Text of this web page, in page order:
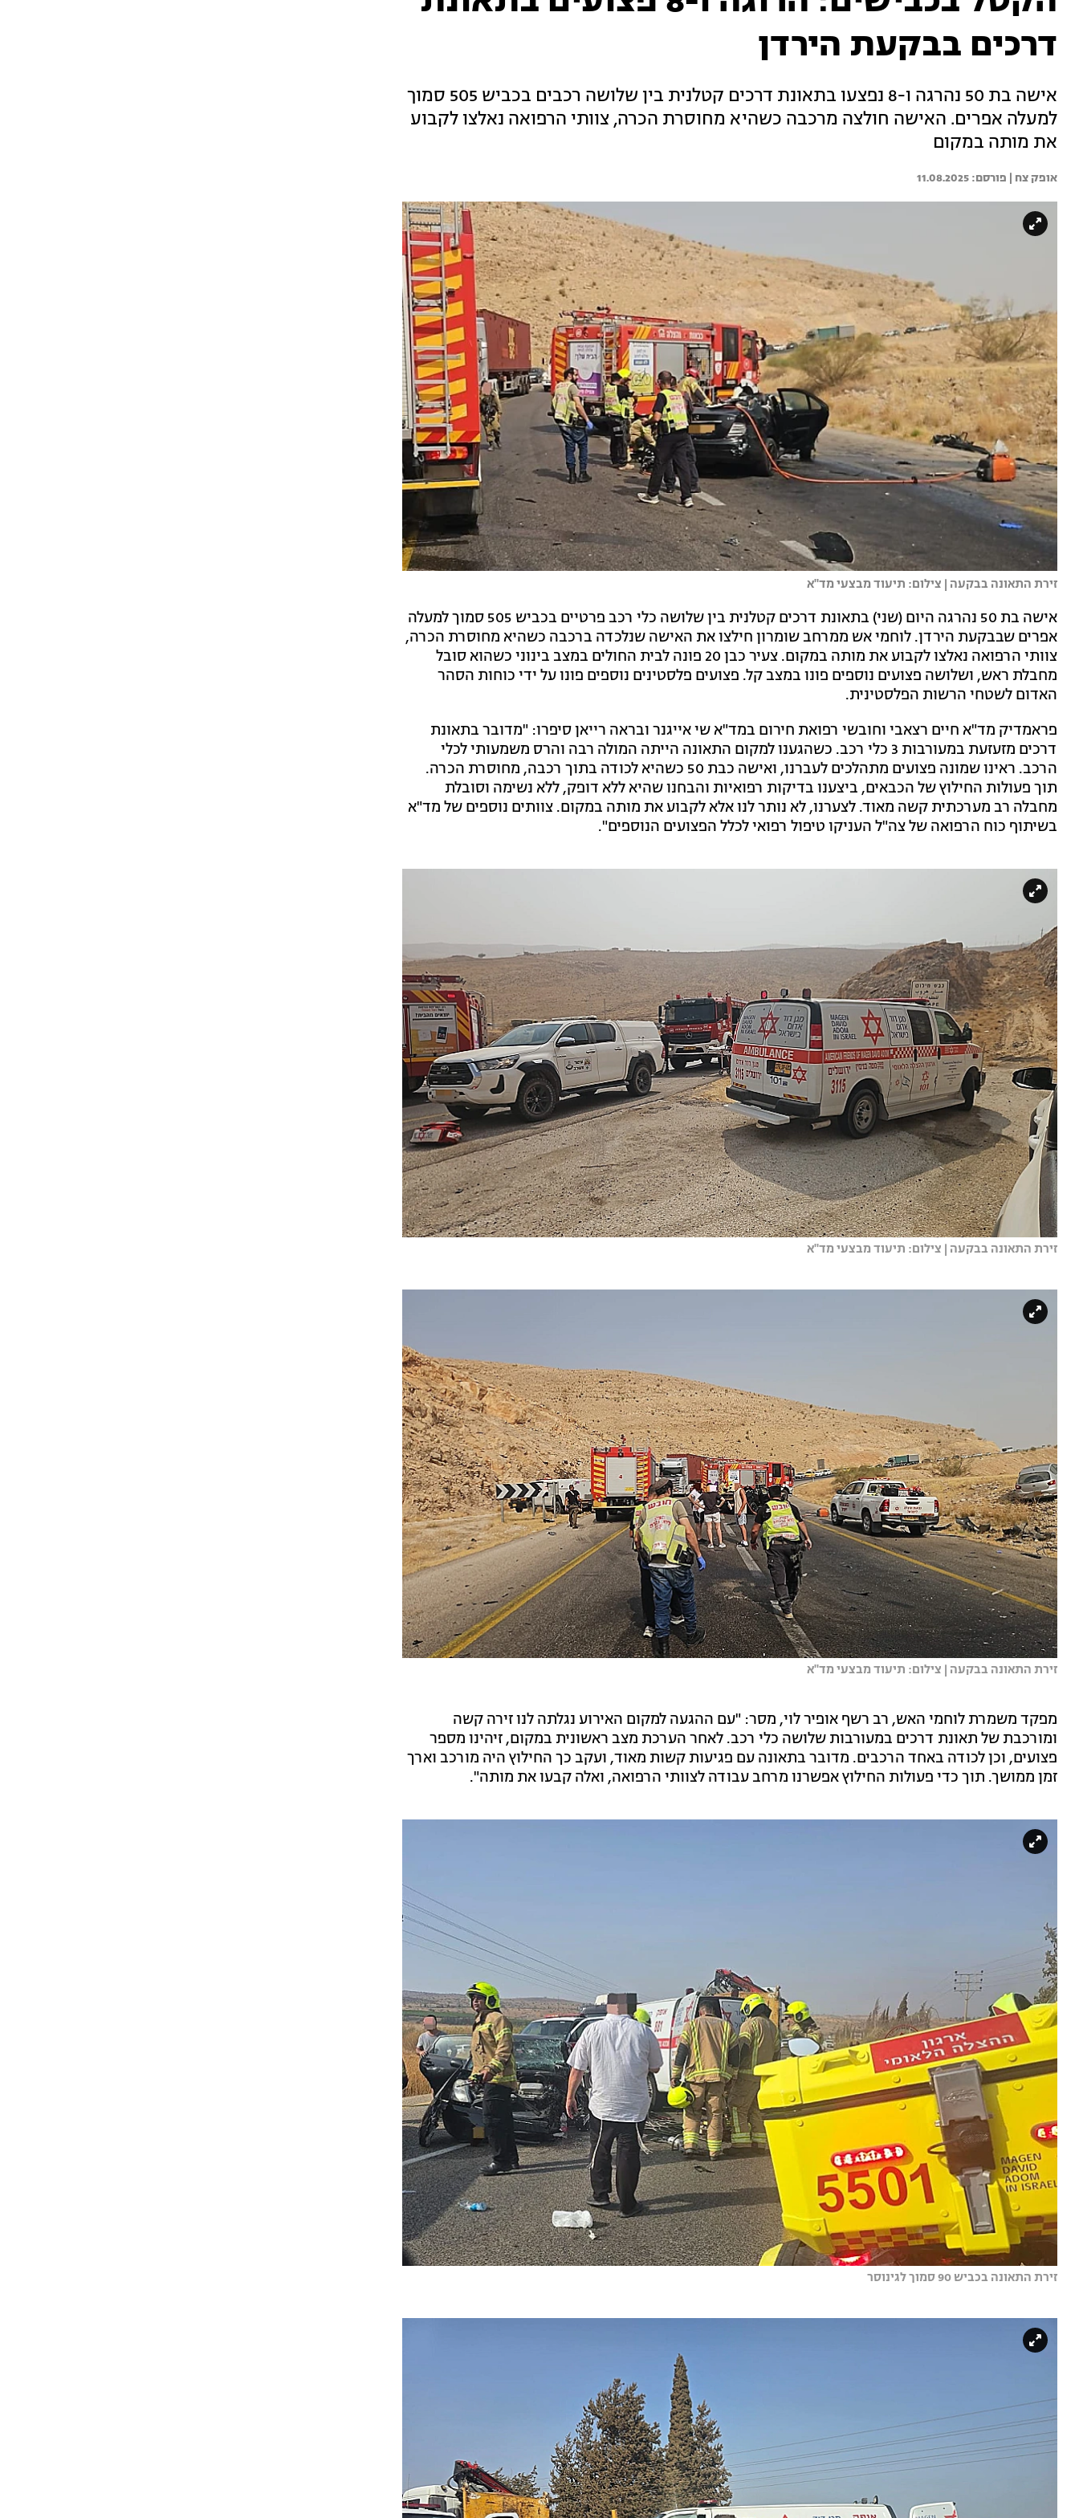
דרכים בבקעת הירדן
אישה בת 50 נהרגה ו-8 נפצעו בתאונת דרכים קטלנית בין שלושה רכבים בכביש 505 סמוך
למעלה אפרים. האישה חולצה מרכבה כשהיא מחוסרת הכרה, צוותי הרפואה נאלצו לקבוע
את מותה במקום
אופק צח | 11.08.2025
זירת התאונה בבקעה | צילום: תיעוד מבצעי מד"א
אישה בת 50 נהרגה היום (שני) בתאונת דרכים קטלנית בין שלושה כלי רכב פרטיים בכביש 505 סמוך למעלה
אפרים שבבקעת הירדן. לוחמי אש ממרחב שומרון חילצו את האישה שנלכדה ברכבה כשהיא מחוסרת הכרה,
צוותי הרפואה נאלצו לקבוע את מותה במקום. צעיר כבן 20 פונה לבית החולים במצב בינוני כשהוא סובל
מחבלת ראש, ושלושה פצועים נוספים פונו במצב קל. פצועים פלסטינים נוספים פונו על ידי כוחות הסהר
האדום לשטחי הרשות הפלסטינית.
פראמדיק מד"א חיים רצאבי וחובשי רפואת חירום במד"א שי אייגנר ובראה רייאן סיפרו: "מדובר בתאונת
דרכים מזעזעת במעורבות 3 כלי רכב. כשהגענו למקום התאונה הייתה המולה רבה והרס משמעותי לכלי
הרכב. ראינו שמונה פצועים מתהלכים לעברנו, ואישה כבת 50 כשהיא לכודה בתוך רכבה, מחוסרת הכרה.
תוך פעולות החילוץ של הכבאים, ביצענו בדיקות רפואיות והבחנו שהיא ללא דופק, ללא נשימה וסובלת
מחבלה רב מערכתית קשה מאוד. לצערנו, לא נותר לנו אלא לקבוע את מותה במקום. צוותים נוספים של מד"א
בשיתוף כוח הרפואה של צה"ל העניקו טיפול רפואי לכלל הפצועים הנוספים".
זירת התאונה בבקעה | צילום: תיעוד מבצעי מד"א
זירת התאונה בבקעה | צילום: תיעוד מבצעי מד"א
מפקד משמרת לוחמי האש, רב רשף אופיר לוי, מסר: "עם ההגעה למקום האירוע נגלתה לנו זירה קשה
ומורכבת של תאונת דרכים במעורבות שלושה כלי רכב. לאחר הערכת מצב ראשונית במקום, זיהינו מספר
פצועים, וכן לכודה באחד הרכבים. מדובר בתאונה עם פגיעות קשות מאוד, ועקב כך החילוץ היה מורכב וארך
זמן ממושך. תוך כדי פעולות החילוץ אפשרנו מרחב עבודה לצוותי הרפואה, ואלה קבעו את מותה".
זירת התאונה בכביש 90 סמוך לגינוסר